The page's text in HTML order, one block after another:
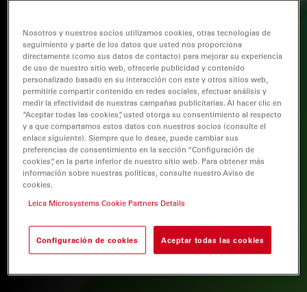
Nosotros y nuestros socios utilizamos cookies, otras tecnologías de
seguimiento y parte de los datos que usted nos proporciona
directamente (como sus datos de contacto) para mejorar su experiencia
de uso de nuestro sitio web, ofrecerle publicidad y contenido
personalizado basado en su interacción con este y otros sitios web,
permitirle compartir contenido en redes sociales, efectuar análisis y
medir la efectividad de nuestras campañas publicitarias. Al hacer clic en
“Aceptar todas las cookies”, usted otorga su consentimiento al respecto
y a que compartamos estos datos con nuestros socios (consulte el
enlace siguiente). Siempre que lo desee, puede cambiar sus
preferencias de consentimiento en la sección “Configuración de
cookies”, en la parte inferior de nuestro sitio web. Para obtener más
información sobre nuestras políticas, consulte nuestro Aviso de
cookies.
Leica Microsystems Cookie Partners Details
Configuración de cookies Aceptar todas las cookies